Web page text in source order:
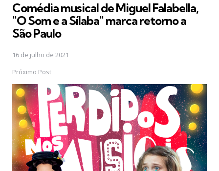
Comédia musical de Miguel Falabella,
"O Som e a Sílaba" marca retorno a
São Paulo
16 de julho de 2021
Próximo Post